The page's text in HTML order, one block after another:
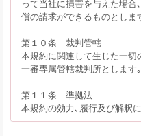
って当社に損害を与えた場
償の請求ができるものとしま
第１０条 裁判管轄
本規約に関連して生じた一
一審専属管轄裁判所とします｡
第１１条 準拠法
本規約の効力､履行及び解釈